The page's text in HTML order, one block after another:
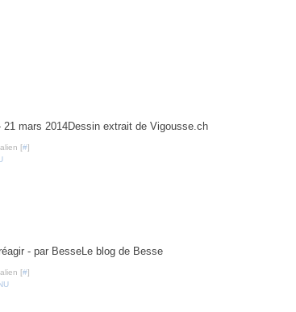
Dessin extrait de Vigousse.ch
[#]
Le blog de Besse
[#]